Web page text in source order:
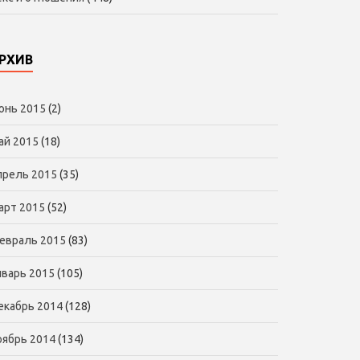
2015 (2)
2015 (18)
2015 (35)
2015 (52)
2015 (83)
2015 (105)
2014(128)
2014(134)